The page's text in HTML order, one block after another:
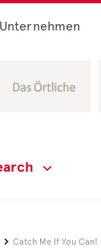
Unternehmen
 Catch Me If You Can!